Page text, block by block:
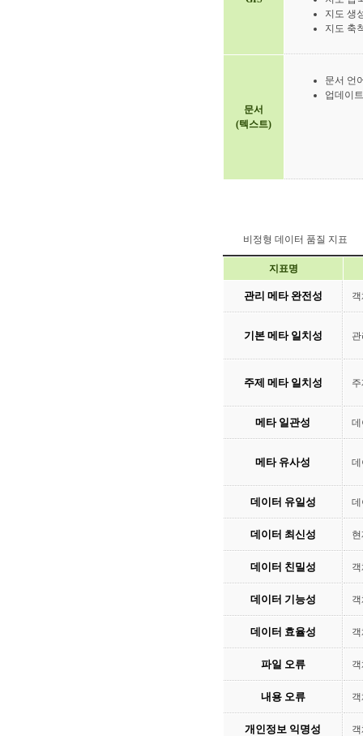
지도 생
지도 축
문서
(텍스트)
문서 언
업데이
비정형 데이터 품질 지표
지표명
관리 메타 완전성
기본 메타 일치성
주제 메타 일치성
메타 일관성 데
메타 유사성
데이터 유일성
데이터 최신성
데이터 친밀성
데이터 기능성
데이터 효율성
파일 오류
내용 오류
개인정보 익명성